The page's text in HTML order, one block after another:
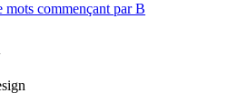
mots commençant par B